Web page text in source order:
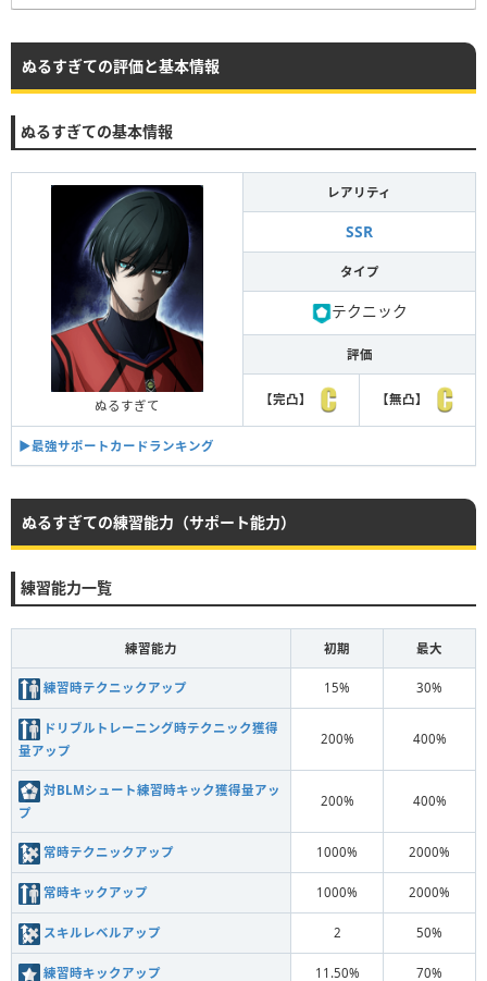
ぬるすぎての評価と基本情報
ぬるすぎての基本情報
ぬるすぎて
レアリティ
SSR
タイプ
テクニック
評価
【完凸】 【無凸】
▶︎最強サポートカードランキング
ぬるすぎての練習能力（サポート能力）
練習能力一覧
練習能力 初期 最大
練習時テクニックアップ 15% 30%
ドリブルトレーニング時テクニック獲得
量アップ
200% 400%
対BLMシュート練習時キック獲得量アッ
プ
200% 400%
常時テクニックアップ 1000% 2000%
常時キックアップ 1000% 2000%
スキルレベルアップ 2 50%
練習時キックアップ 11.50% 70%